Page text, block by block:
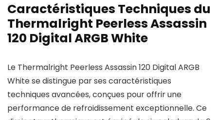
Caractéristiques Techniques du
Thermalright Peerless Assassin
120 Digital ARGB White
Le Thermalright Peerless Assassin 120 Digital ARGB
White se distingue par ses caractéristiques
techniques avancées, conçues pour offrir une
performance de refroidissement exceptionnelle. Ce